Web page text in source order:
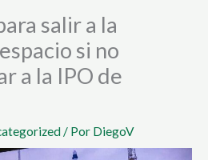
salir a la
si no
a la IPO de
/ Por DiegoV